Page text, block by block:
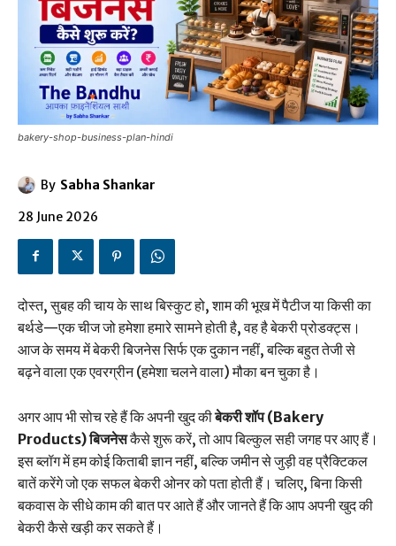
bakery-shop-business-plan-hindi
By Sabha Shankar
28 June 2026
दोस्त, सुबह की चाय के साथ बिस्कुट हो, शाम की भूख में पैटीज या किसी का
बर्थडे—एक चीज जो हमेशा हमारे सामने होती है, वह है बेकरी प्रोडक्ट्स।
आज के समय में बेकरी बिजनेस सिर्फ एक दुकान नहीं, बल्कि बहुत तेजी से
बढ़ने वाला एक एवरग्रीन (हमेशा चलने वाला) मौका बन चुका है।
अगर आप भी सोच रहे हैं कि अपनी खुद कीबेकरी शॉप (Bakery
Products) बिजनेसकैसे शुरू करें, तो आप बिल्कुल सही जगह पर आए हैं।
इस ब्लॉग में हम कोई किताबी ज्ञान नहीं, बल्कि जमीन से जुड़ी वह प्रैक्टिकल
बातें करेंगे जो एक सफल बेकरी ओनर को पता होती हैं। चलिए, बिना किसी
बकवास के सीधे काम की बात पर आते हैं और जानते हैं कि आप अपनी खुद की
बेकरी कैसे खड़ी कर सकते हैं।